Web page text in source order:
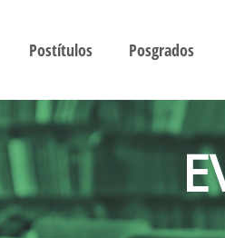
Postítulos Posgrados